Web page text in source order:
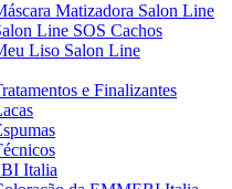
Matizadora Salon Line
Line SOS Cachos
Liso Salon Line
e Finalizantes
Italia